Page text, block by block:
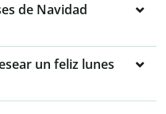
de Navidad
un feliz lunes